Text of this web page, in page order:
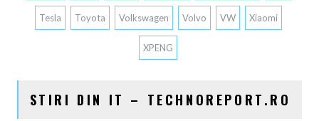
Tesla Toyota Volkswagen Volvo VW Xiaomi
XPENG
STIRI DIN IT – TECHNOREPORT.RO